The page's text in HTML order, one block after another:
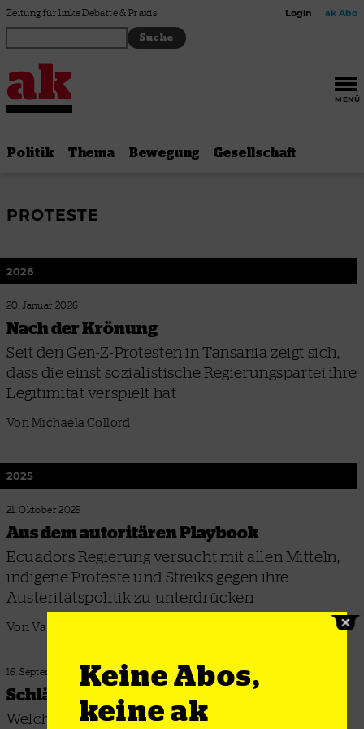
Zum Inhalt springen
Zeitung für linke Debatte & Praxis Login ak Abo
MENÜ
Politik Thema Bewegung Gesellschaft
PROTESTE
2026
20. Januar 2026
Nach der Krönung
Seit den Gen-Z-Protesten in Tansania zeigt sich,
dass die einst sozialistische Regierungspartei ihre
Legitimität verspielt hat
Von Michaela Collord
2025
21. Oktober 2025
Aus dem autoritären Playbook
Ecuadors Regierung versucht mit allen Mitteln,
indigene Proteste und Streiks gegen ihre
Austeritätspolitik zu unterdrücken
Von Valeria Bajaña Bilbao und Anika Pinz
16. September 2025
Schläger in der Stadt
Welche Perspektive haben die Proteste in
Keine Abos,
keine ak